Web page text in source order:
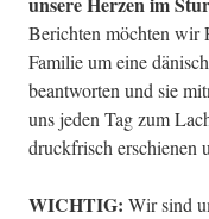
Berichten möchten wir
Familie um eine
beantworten und sie
uns jeden Tag zum
druckfrisch erschienen
WICHTIG: Wir sind